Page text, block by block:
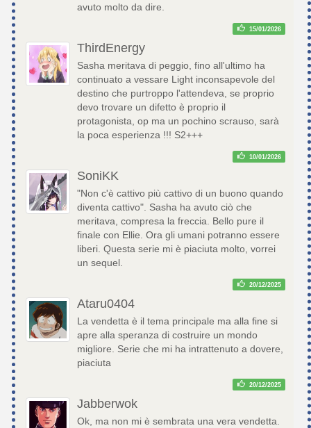
avuto molto da dire.
15/01/2026
ThirdEnergy
Sasha meritava di peggio, fino all'ultimo ha
continuato a vessare Light inconsapevole del
destino che purtroppo l'attendeva, se proprio
devo trovare un difetto è proprio il
protagonista, op ma un pochino scrauso, sarà
la poca esperienza !!! S2+++
10/01/2026
SoniKK
"Non c'è cattivo più cattivo di un buono quando
diventa cattivo". Sasha ha avuto ciò che
meritava, compresa la freccia. Bello pure il
finale con Ellie. Ora gli umani potranno essere
liberi. Questa serie mi è piaciuta molto, vorrei
un sequel.
20/12/2025
Ataru0404
La vendetta è il tema principale ma alla fine si
apre alla speranza di costruire un mondo
migliore. Serie che mi ha intrattenuto a dovere,
piaciuta
20/12/2025
Jabberwok
Ok, ma non mi è sembrata una vera vendetta.